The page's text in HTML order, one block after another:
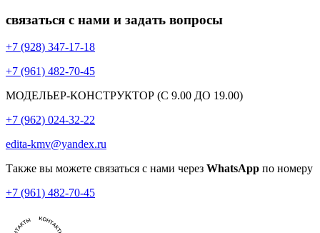
связаться с нами и задать вопросы
+7 (928) 347-17-18
+7 (961) 482-70-45
МОДЕЛЬЕР-КОНСТРУКТОР (С 9.00 ДО 19.00)
+7 (962) 024-32-22
edita-kmv@yandex.ru
Также вы можете связаться с нами через WhatsApp по номеру
+7 (961) 482-70-45